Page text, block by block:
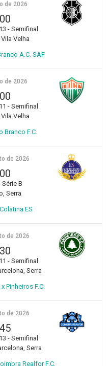
de 2026
- Semifinal
Velha
A.C. SAF
de 2026
- Semifinal
Velha
Branco F.C.
de 2026
B
Serra
ES
de 2026
- Semifinal
Serra
Pinheiros F.C.
de 2026
- Semifinal
Serra
Realfor F.C.